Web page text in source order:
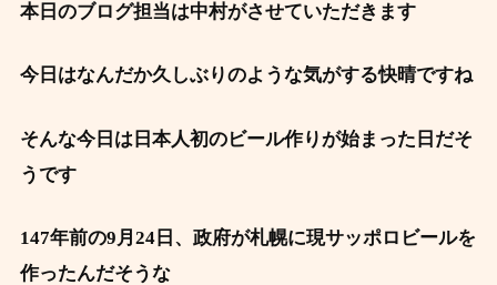
本日のブログ担当は中村がさせていただきます
今日はなんだか久しぶりのような気がする快晴ですね
そんな今日は日本人初のビール作りが始まった日だそ
うです
147年前の9月24日、政府が札幌に現サッポロビールを
作ったんだそうな